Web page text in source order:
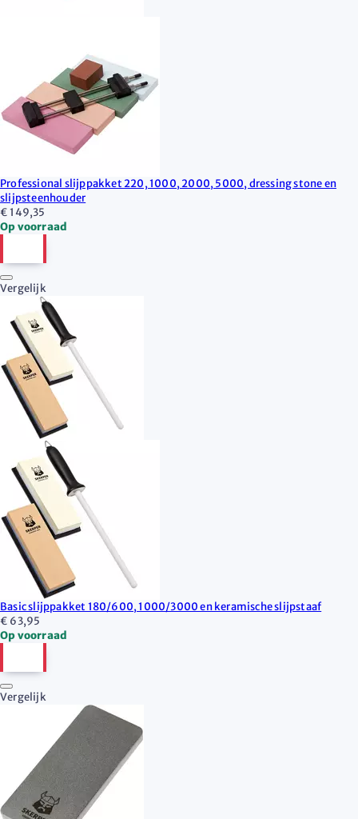
Professional slijppakket 220, 1000, 2000, 5000, dressing stone en
slijpsteenhouder
€ 149,35
Op voorraad
Vergelijk
Basic slijppakket 180/600, 1000/3000 en keramische slijpstaaf
€ 63,95
Op voorraad
Vergelijk